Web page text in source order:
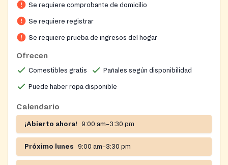
Se requiere comprobante de domicilio
Se requiere registrar
Se requiere prueba de ingresos del hogar
Ofrecen
Comestibles gratis Pañales según disponibilidad
Puede haber ropa disponible
Calendario
¡Abierto ahora! 9:00 am–3:30 pm
Próximo lunes 9:00 am–3:30 pm